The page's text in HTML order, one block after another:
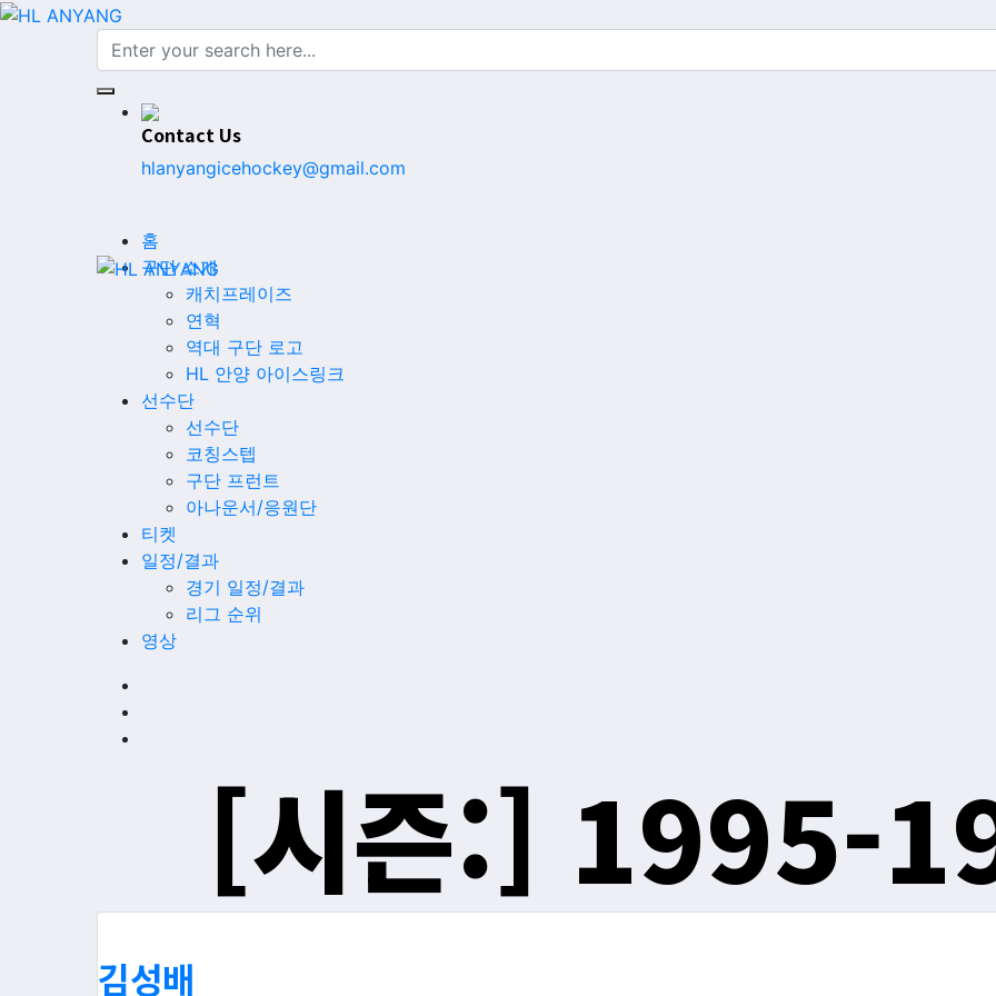
Contact Us
hlanyangicehockey@gmail.com
홈
구단 소개
캐치프레이즈
연혁
역대 구단 로고
HL 안양 아이스링크
선수단
선수단
코칭스텝
구단 프런트
아나운서/응원단
티켓
일정/결과
경기 일정/결과
리그 순위
영상
[시즌:] 1995-
김성배